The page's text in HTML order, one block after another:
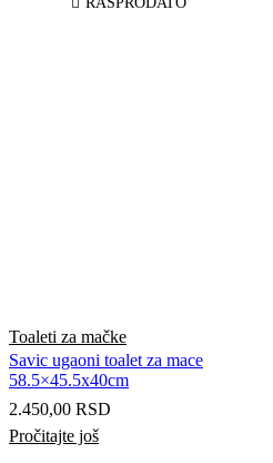
Toaleti za mačke
Savic ugaoni toalet za mace
58.5×45.5x40cm
2.450,00 RSD
Pročitajte još